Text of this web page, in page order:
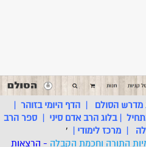
מדרש הסולם |הדף היומי בזוהר |
|בלוג הרב אדם סיני |ספר הרב
| מרכז לימודי |
'
התורה וחכמת הקבלה - הרצאות